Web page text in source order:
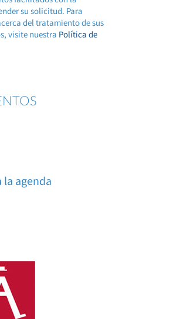
su solicitud. Para
del tratamiento de sus
visite nuestra Política de
la agenda